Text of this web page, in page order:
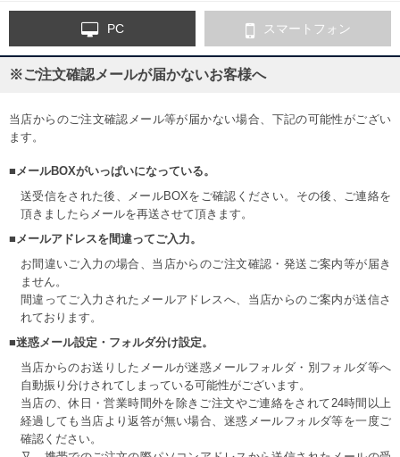
PC スマートフォン
※ご注文確認メールが届かないお客様へ
当店からのご注文確認メール等が届かない場合、下記の可能性がござい
ます。
■メールBOXがいっぱいになっている。
送受信をされた後、メールBOXをご確認ください。その後、ご連絡を
頂きましたらメールを再送させて頂きます。
■メールアドレスを間違ってご入力。
お間違いご入力の場合、当店からのご注文確認・発送ご案内等が届き
ません。
間違ってご入力されたメールアドレスへ、当店からのご案内が送信さ
れております。
■迷惑メール設定・フォルダ分け設定。
当店からのお送りしたメールが迷惑メールフォルダ・別フォルダ等へ
自動振り分けされてしまっている可能性がございます。
当店の、休日・営業時間外を除きご注文やご連絡をされて24時間以上
経過しても当店より返答が無い場合、迷惑メールフォルダ等を一度ご
確認ください。